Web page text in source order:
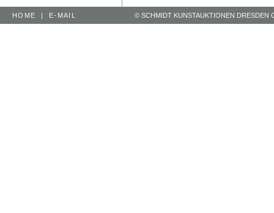
HOME | E-MAIL © SCHMIDT KUNSTAUKTIONEN DRESDEN